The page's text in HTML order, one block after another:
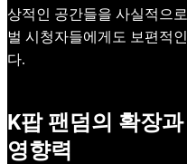
상적인 공간들을 사실적으
벌 시청자들에게도 보편적
다.
K팝 팬덤의 확장
영향력